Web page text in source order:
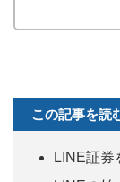
この記事を読
LINE証券